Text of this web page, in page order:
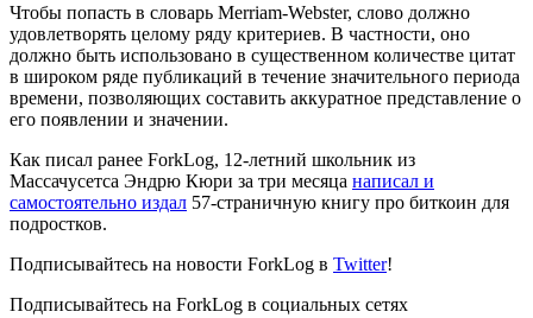
Чтобы попасть в словарь Merriam-Webster, слово должно
удовлетворять целому ряду критериев. В частности, оно
должно быть использовано в существенном количестве цитат
в широком ряде публикаций в течение значительного периода
времени, позволяющих составить аккуратное представление о
его появлении и значении.
Как писал ранее ForkLog, 12-летний школьник из
Массачусетса Эндрю Кюри за три месяца написал и
самостоятельно издал 57-страничную книгу про биткоин для
подростков.
Подписывайтесь на новости ForkLog в Twitter!
Подписывайтесь на ForkLog в социальных сетях